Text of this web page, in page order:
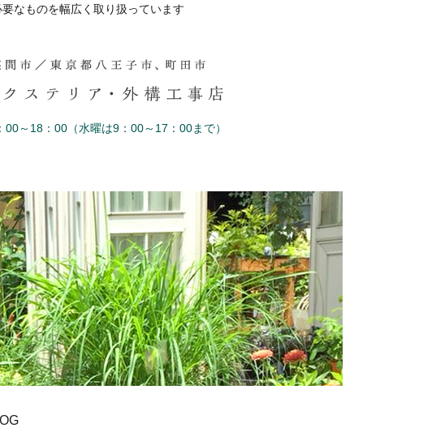
なものを幅広く取り扱っています
～18：00（水曜は9：00～17：00まで）